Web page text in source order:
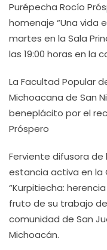
Purépecha Rocío
homenaje “Una vida
martes en la Sala
las 19:00 horas en la
La Facultad Popular
Michoacana de San
beneplácito por el
Próspero
Ferviente difusora
estancia activa en la
“Kurpitiecha:
fruto de su trabajo
comunidad de San
Michoacán.